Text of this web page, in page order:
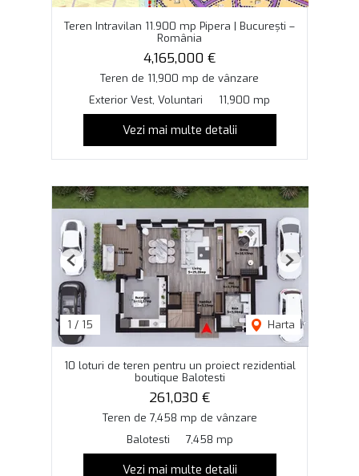
Teren Intravilan 11.900 mp Pipera | București –
România
4,165,000 €
Teren de 11,900 mp de vânzare
Exterior Vest, Voluntari
11,900 mp
Vezi mai multe detalii
1 / 15 Harta
Previous Next
10 loturi de teren pentru un proiect rezidential
boutique Balotesti
261,030 €
Teren de 7,458 mp de vânzare
Balotesti
7,458 mp
Vezi mai multe detalii